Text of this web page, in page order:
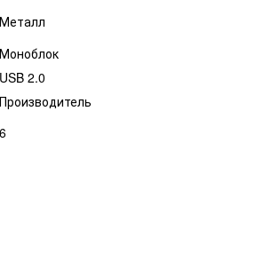
Металл
Моноблок
USB 2.0
Производитель
6